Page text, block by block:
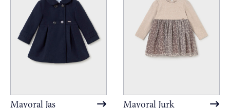
Mayoral Jas Mayoral Jurk